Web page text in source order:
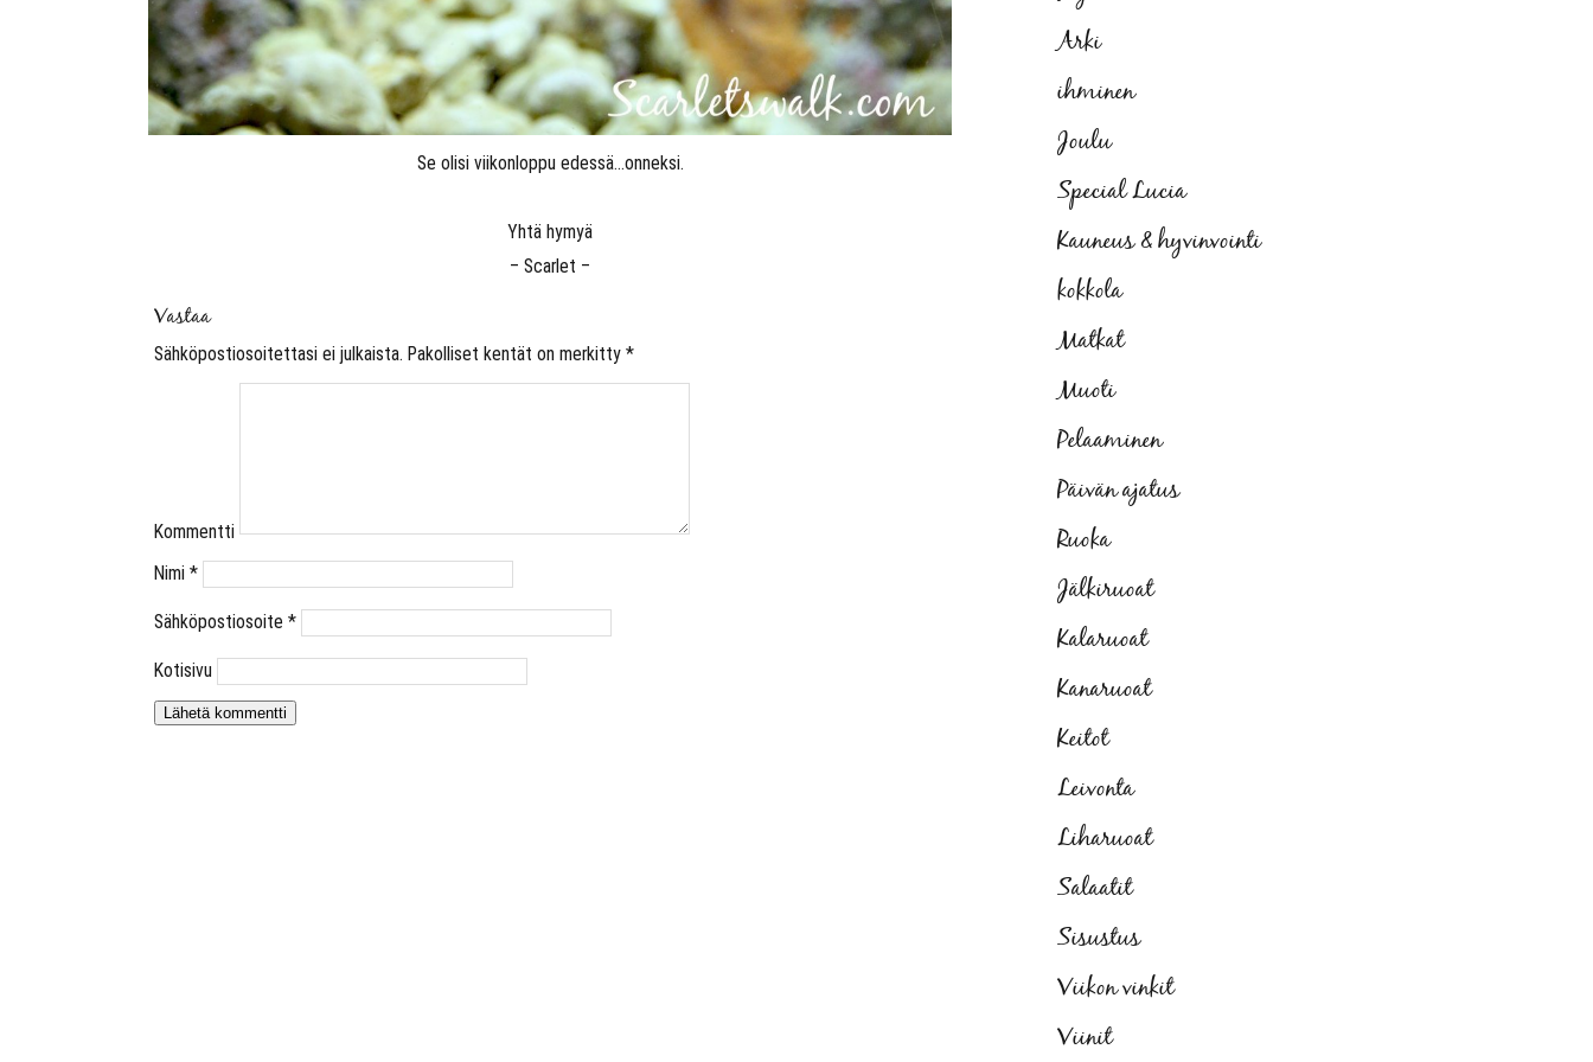
Se olisi viikonloppu edessä…onneksi.
Yhtä hymyä
– Scarlet –
Vastaa
Sähköpostiosoitettasi ei julkaista. Pakolliset kentät on merkitty *
Kommentti
Nimi *
Sähköpostiosoite *
Kotisivu
Arki
ihminen
Joulu
Special Lucia
Kauneus & hyvinvointi
kokkola
Matkat
Muoti
Pelaaminen
Päivän ajatus
Ruoka
Jälkiruoat
Kalaruoat
Kanaruoat
Keitot
Leivonta
Liharuoat
Salaatit
Sisustus
Viikon vinkit
Viinit